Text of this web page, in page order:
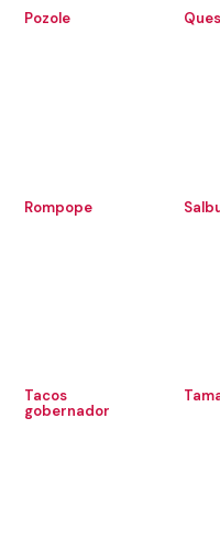
Pozole
Rompope
Tacos
gobernador